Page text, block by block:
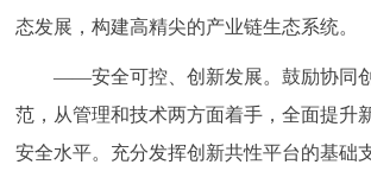
态发展，构建高精尖的产业链生态系统。
——安全可控、创新发展。鼓励协同创
范，从管理和技术两方面着手，全面提升
安全水平。充分发挥创新共性平台的基础